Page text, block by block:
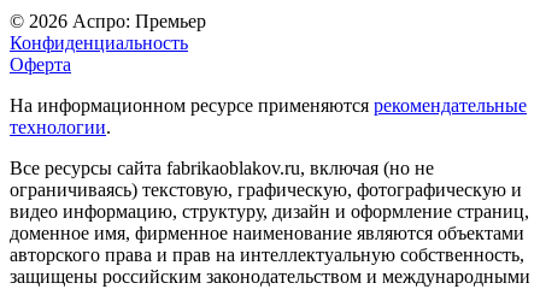
© 2026 Аспро: Премьер
Конфиденциальность
Оферта
На информационном ресурсе применяются рекомендательные
технологии.
Все ресурсы сайта fabrikaoblakov.ru, включая (но не
ограничиваясь) текстовую, графическую, фотографическую и
видео информацию, структуру, дизайн и оформление страниц,
доменное имя, фирменное наименование являются объектами
авторского права и прав на интеллектуальную собственность,
защищены российским законодательством и международными